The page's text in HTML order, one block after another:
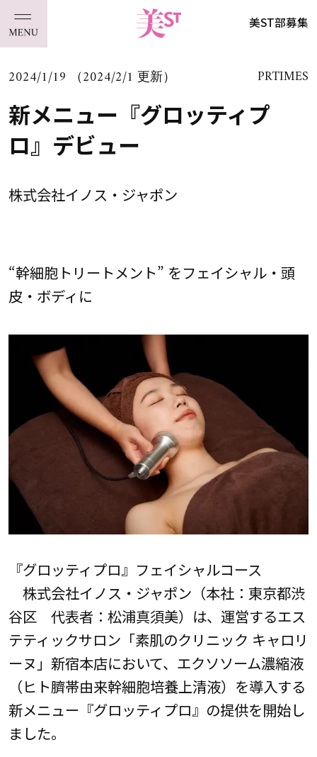
美ST部募集
2024/1/19 （2024/2/1 更新） PRTIMES
新メニュー『グロッティプ
ロ』デビュー
株式会社イノス・ジャポン
“幹細胞トリートメント” をフェイシャル・頭
皮・ボディに
『グロッティプロ』フェイシャルコース
株式会社イノス・ジャポン（本社：東京都渋
谷区 代表者：松浦真須美）は、運営するエス
テティックサロン「素肌のクリニック キャロリ
ーヌ」新宿本店において、エクソソーム濃縮液
（ヒト臍帯由来幹細胞培養上清液）を導入する
新メニュー『グロッティプロ』の提供を開始し
ました。